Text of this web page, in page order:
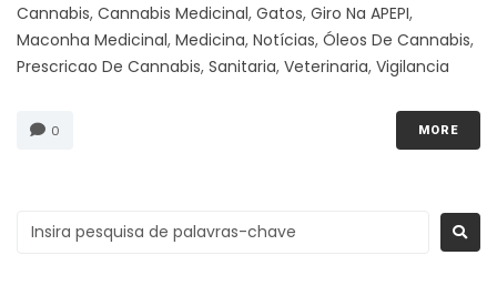
Cannabis, Cannabis Medicinal, Gatos, Giro Na APEPI,
Maconha Medicinal, Medicina, Notícias, Óleos De Cannabis,
Prescricao De Cannabis, Sanitaria, Veterinaria, Vigilancia
0 MORE